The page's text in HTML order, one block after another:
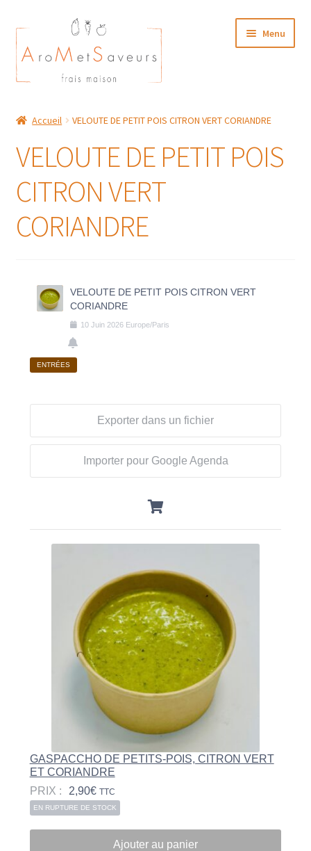
Aller
à
la
navigation
Aller
au
contenu
Menu
Accueil VELOUTE DE PETIT POIS CITRON VERT CORIANDRE
VELOUTE DE PETIT POIS
CITRON VERT
CORIANDRE
VELOUTE DE PETIT POIS CITRON VERT
CORIANDRE
10 Juin 2026 Europe/Paris
ENTRÉES
Exporter dans un fichier
Importer pour Google Agenda
GASPACCHO DE PETITS-POIS, CITRON VERT
ET CORIANDRE
PRIX :
2,90€ TTC
EN RUPTURE DE STOCK
Ajouter au panier